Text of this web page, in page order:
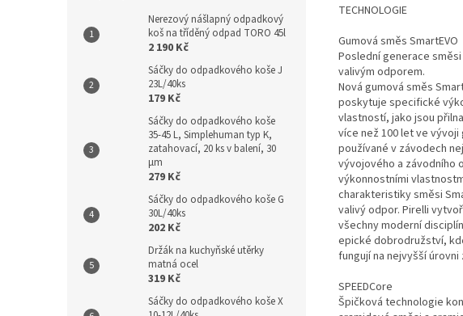
Nerezový nášlapný odpadkový
koš na tříděný odpad TORO 45l
2 190 Kč
Sáčky do odpadkového koše J
23L/40ks
179 Kč
Sáčky do odpadkového koše
35-45 L, Simplehuman typ K,
zatahovací, 20 ks v balení, 30
µm
279 Kč
Sáčky do odpadkového koše G
30L/40ks
202 Kč
Držák na kuchyňské utěrky
matná ocel
319 Kč
Sáčky do odpadkového koše X
TECHNOLOGIE
Gumová směs SmartEVO
Poslední generace
valivým odporem.
Nová gumová směs
poskytuje specifické
vlastností, jako jsou
více než 100 let ve
používané v závodech
vývojového a závodního
výkonnostními
charakteristiky směsi
valivý odpor. Pirelli
všechny moderní
epické dobrodružství,
fungují na nejvyšší
SPEEDCore
Špičková technologie